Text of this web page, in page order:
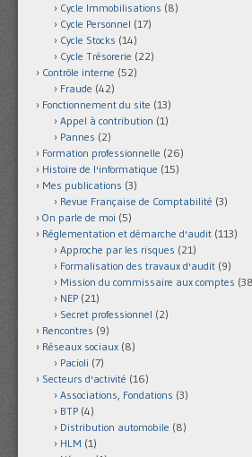
Cycle Immobilisations (8)
Cycle Personnel (17)
Cycle Stocks (14)
Cycle Trésorerie (22)
Contrôle interne (52)
Fraude (42)
Fonctionnement du site (13)
Appel à contribution (1)
Pannes (2)
Formation professionnelle (26)
Histoire de l'informatique (15)
Mes publications (3)
Revue Française de Comptabilité (3)
On parle de moi (5)
Réglementation et démarche d'audit (113)
Approche par les risques (21)
Formalisation des travaux d'audit (9)
Mission du commissaire aux comptes
NEP (21)
Secret professionnel (2)
Rencontres (9)
Réseaux sociaux (8)
Pacioli (7)
Secteurs d'activité (16)
Associations, Fondations (3)
BTP (4)
Distribution automobile (8)
HLM (1)